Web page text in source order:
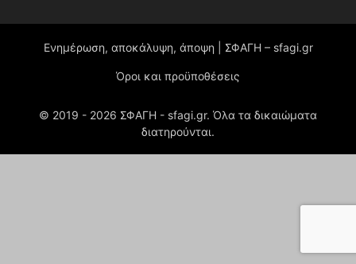
Ενημέρωση, αποκάλυψη, άποψη | ΣΦΑΓΗ – sfagi.gr
Όροι και προϋποθέσεις
© 2019 - 2026 ΣΦΑΓΗ - sfagi.gr. Όλα τα δικαιώματα
διατηρούνται.